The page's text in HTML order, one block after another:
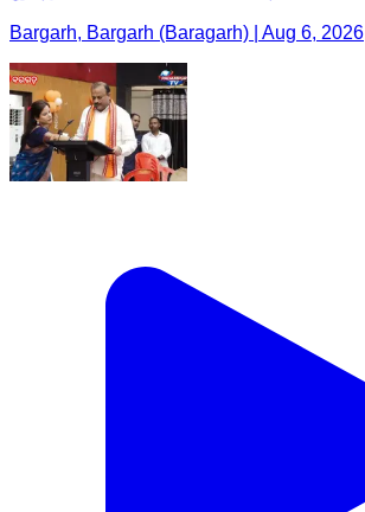
Bargarh, Bargarh (Baragarh) | Aug 6, 2026